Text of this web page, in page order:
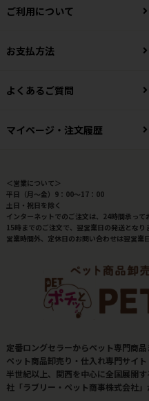
ご利用について
お支払方法
よくあるご質問
マイページ・注文履歴
＜営業について＞
平日（月～金）9：00～17：00
土日・祝日を除く
インターネットでのご注文は、24時間承って
15時までのご注文で、翌営業日の発送となり
営業時間外、定休日のお問い合わせは翌営業
定番ロングセラーからペット専門商品
ペット商品卸売り・仕入れ専門サイ
半世紀以上、関西を中心に全国展開
社「ラブリー・ペット商事株式会社」